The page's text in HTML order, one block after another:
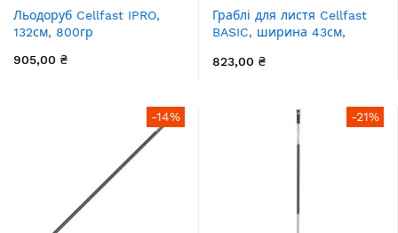
Льодоруб Cellfast IPRO,
132см, 800гр
905,00 ₴
Граблі для листя Cellfast
BASIC, ширина 43см,
823,00 ₴
-14% -21%